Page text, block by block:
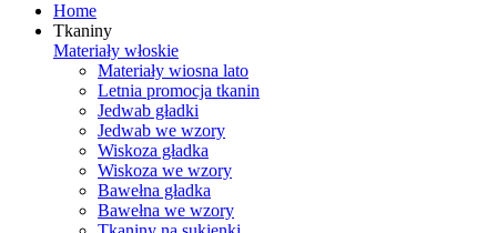
Home
Tkaniny
Materiały włoskie
Materiały wiosna lato
Letnia promocja tkanin
Jedwab gładki
Jedwab we wzory
Wiskoza gładka
Wiskoza we wzory
Bawełna gładka
Bawełna we wzory